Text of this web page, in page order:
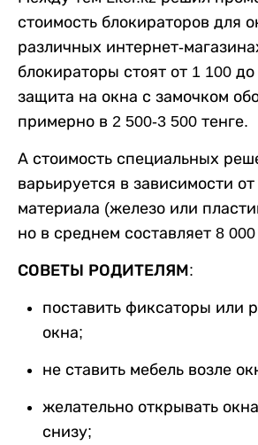
стоимость блокираторов для
различных интернет-
блокираторы стоят от 1 100 до
защита на окна с замочком
примерно в 2 500-3 500 тенге.
А стоимость специальных
варьируется в зависимости
материала (железо или
но в среднем составляет 8
СОВЕТЫ РОДИТЕЛЯМ:
поставить фиксаторы или
окна;
не ставить мебель возле
желательно открывать
снизу;